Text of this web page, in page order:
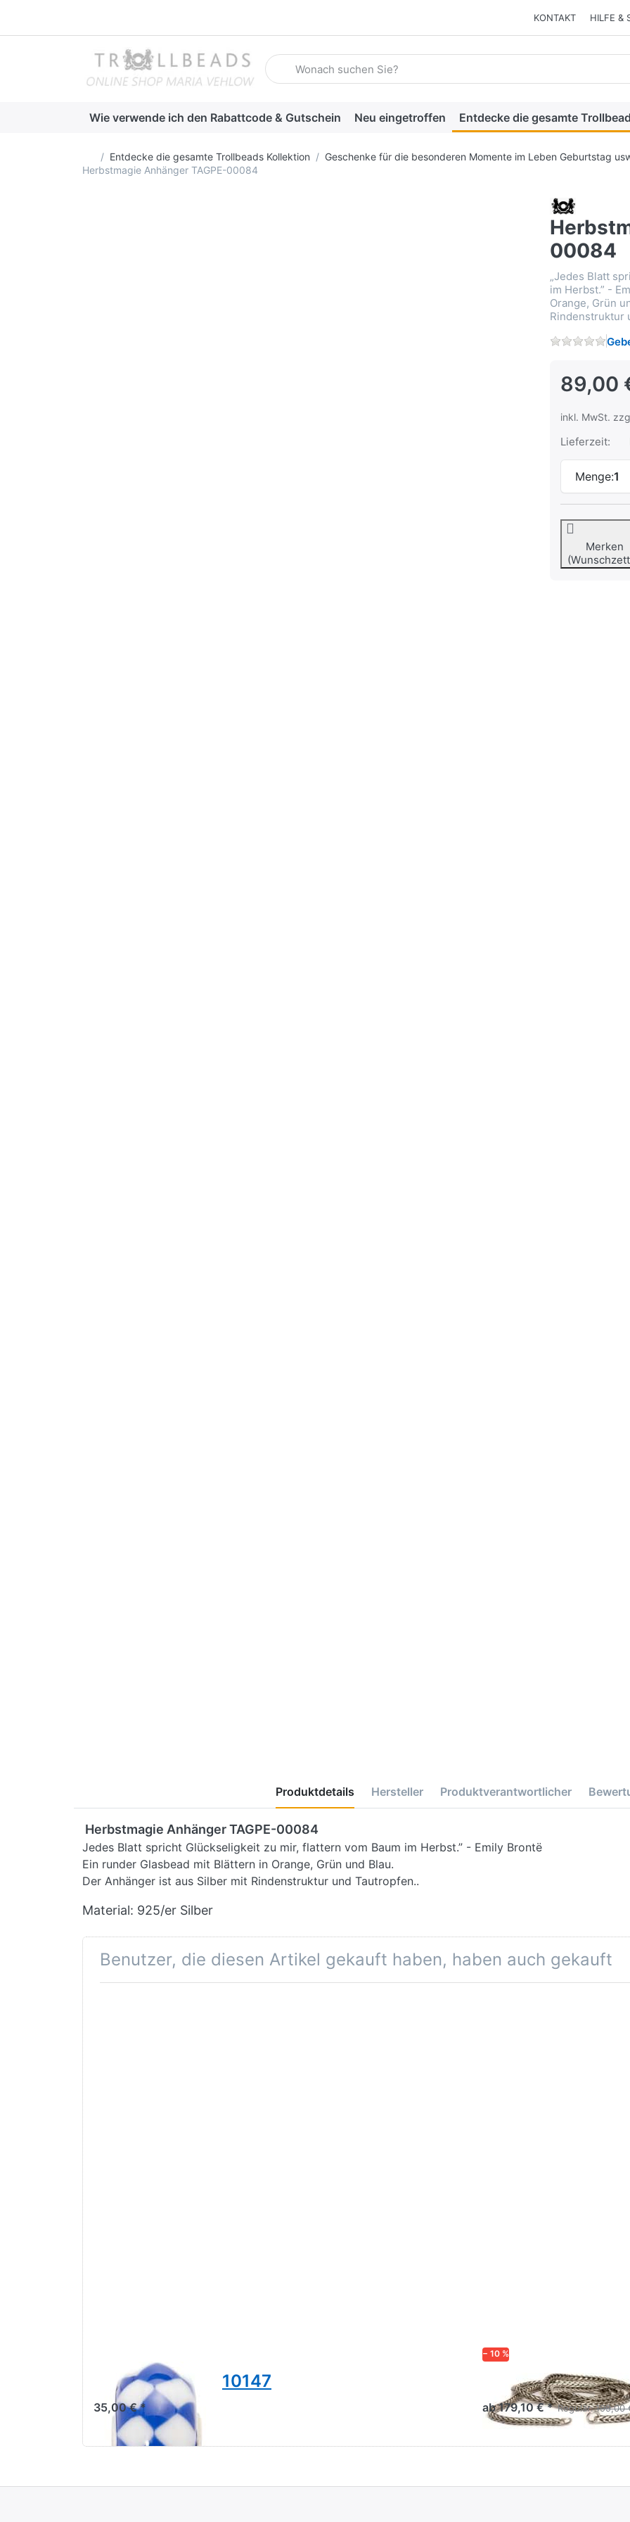
KONTAKT HILFE &
Geben Sie einen Suchbegriff ein. Während Sie tippen, erscheinen
Wie verwende ich den Rabattcode & Gutschein Neu eingetroffen Entdecke die gesamte
Startseite
Entdecke die gesamte Trollbeads Kollektion Geschenke für die besonderen Momente im Leben Geburtstag
Herbstmagie Anhänger TAGPE-00084
00084
„Jedes Blatt
im Herbst.” -
Orange, Grün
Rindenstruktur
89,00
inkl. MwSt.
Lieferzeit:
Menge:1
Merken
Produktdetails Hersteller Produktverantwortlicher
Herbstmagie Anhänger TAGPE-00084
Jedes Blatt spricht Glückseligkeit zu mir, flattern vom Baum im Herbst.” - Emily Brontë
Ein runder Glasbead mit Blättern in Orange, Grün und Blau.
Der Anhänger ist aus Silber mit Rindenstruktur und Tautropfen..
Material: 925/er Silber
Benutzer, die diesen Artikel gekauft haben, haben auch gekauft
Bavaria TGLBE-10147
35,00 € *
− 10 %
Silber Halskette
ab 179,10 € * Regulär:199,00